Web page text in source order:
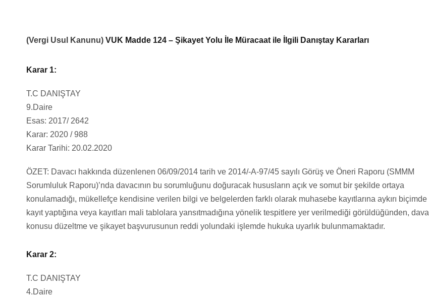
(Vergi Usul Kanunu) VUK Madde 124 – Şikayet Yolu İle Müracaat ile İlgili Danıştay Kararları
Karar 1:
T.C DANIŞTAY
9.Daire
Esas: 2017/ 2642
Karar: 2020 / 988
Karar Tarihi: 20.02.2020
ÖZET: Davacı hakkında düzenlenen 06/09/2014 tarih ve 2014/-A-97/45 sayılı Görüş ve Öneri Raporu (SMMM
Sorumluluk Raporu)’nda davacının bu sorumluğunu doğuracak hususların açık ve somut bir şekilde ortaya
konulamadığı, mükellefçe kendisine verilen bilgi ve belgelerden farklı olarak muhasebe kayıtlarına aykırı biçimde
kayıt yaptığına veya kayıtları mali tablolara yansıtmadığına yönelik tespitlere yer verilmediği görüldüğünden, dava
konusu düzeltme ve şikayet başvurusunun reddi yolundaki işlemde hukuka uyarlık bulunmamaktadır.
Karar 2:
T.C DANIŞTAY
4.Daire